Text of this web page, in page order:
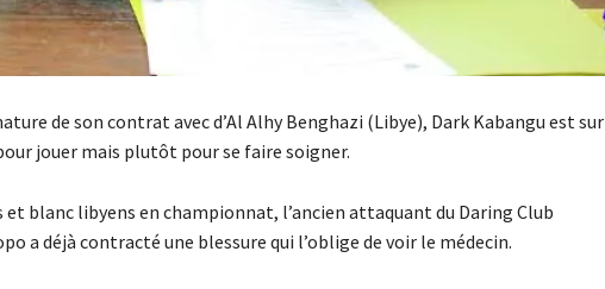
de son contrat avec d’Al Alhy Benghazi (Libye), Dark Kabangu est sur
jouer mais plutôt pour se faire soigner.
et blanc libyens en championnat, l’ancien attaquant du Daring Club
a déjà contracté une blessure qui l’oblige de voir le médecin.